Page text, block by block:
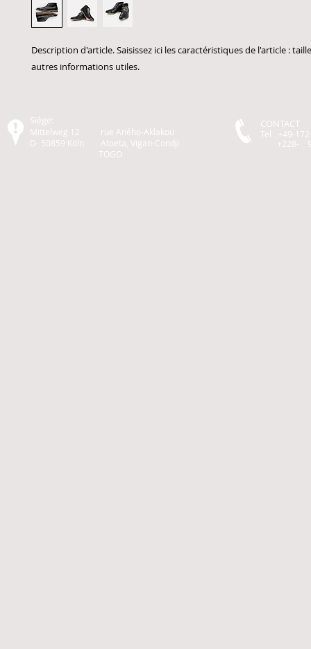
Description d'article. Saisissez ici les caractéristiques de l'article :
autres informations utiles.
Siège:
Mittelweg 12 rue Aného-Aklakou
D- 50859 Köln Atoeta, Vigan-Condji
TOGO
CONTACT
Tel +49-
+228- 97